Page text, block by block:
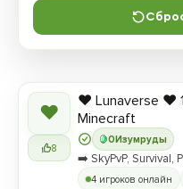
❤
8
0Изумруды
❤️ Lunaverse ❤️
Minecraft
➡️ SkyPvP, Survival,
4 игроков онлайн